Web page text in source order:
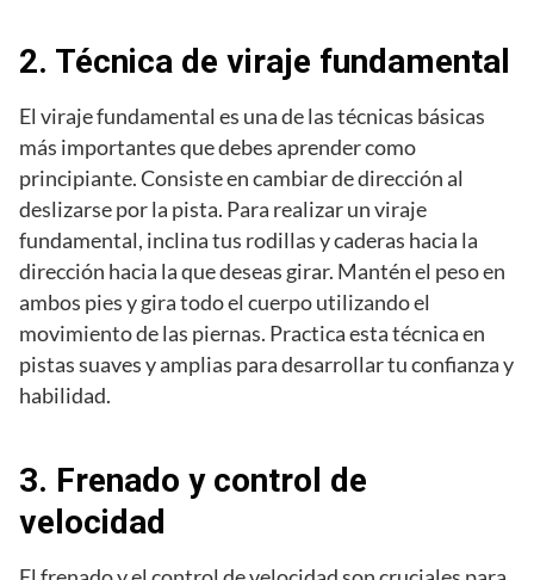
2. Técnica de viraje fundamental
El viraje fundamental es una de las técnicas básicas
más importantes que debes aprender como
principiante. Consiste en cambiar de dirección al
deslizarse por la pista. Para realizar un viraje
fundamental, inclina tus rodillas y caderas hacia la
dirección hacia la que deseas girar. Mantén el peso en
ambos pies y gira todo el cuerpo utilizando el
movimiento de las piernas. Practica esta técnica en
pistas suaves y amplias para desarrollar tu confianza y
habilidad.
3. Frenado y control de
velocidad